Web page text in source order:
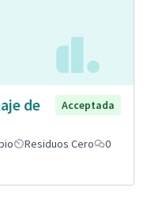
de
Acceptada
Residuos Cero
0